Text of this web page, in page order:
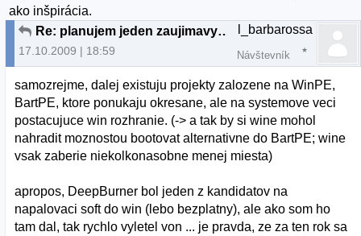
ako inšpirácia.
Re: planujem jeden zaujimavy projekt...
17.10.2009 | 18:59
l_barbarossa
Návštevník
samozrejme, dalej existuju projekty zalozene na WinPE,
BartPE, ktore ponukaju okresane, ale na systemove veci
postacujuce win rozhranie. (-> a tak by si wine mohol
nahradit moznostou bootovat alternativne do BartPE; wine
vsak zaberie niekolkonasobne menej miesta)
apropos, DeepBurner bol jeden z kandidatov na
napalovaci soft do win (lebo bezplatny), ale ako som ho
tam dal, tak rychlo vyletel von ... je pravda, ze za ten rok sa